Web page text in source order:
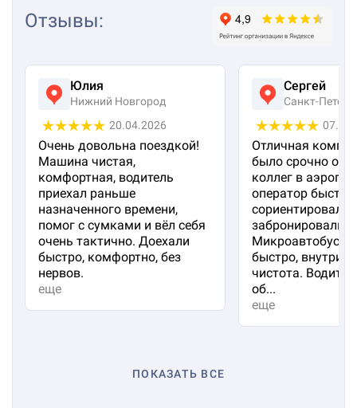
Отзывы:
Юлия
Нижний Новгород
20.04.2026
Очень довольна поездкой!
Машина чистая,
комфортная, водитель
приехал раньше
назначенного времени,
помог с сумками и вёл себя
очень тактично. Доехали
быстро, комфортно, без
нервов.
еще
Сергей
Санкт-
Отличная
было срочно
коллег в
оператор быстро
сориентировал и
забронировали
Микроавтобус
быстро, внутри
чистота.
об...
еще
ПОКАЗАТЬ ВСЕ